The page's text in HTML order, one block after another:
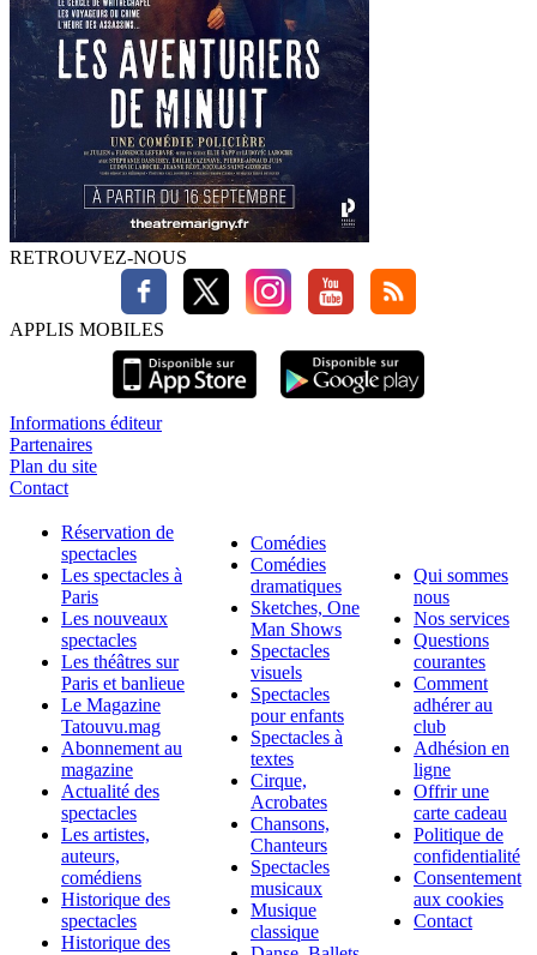
RETROUVEZ-NOUS
APPLIS MOBILES
Informations éditeur
Partenaires
Plan du site
Contact
Réservation de
spectacles
Les spectacles à
Paris
Les nouveaux
spectacles
Les théâtres sur
Paris et banlieue
Le Magazine
Tatouvu.mag
Abonnement au
magazine
Actualité des
spectacles
Les artistes,
auteurs,
comédiens
Historique des
spectacles
Historique des
Comédies
Comédies
dramatiques
Sketches, One
Man Shows
Spectacles
visuels
Spectacles
pour enfants
Spectacles à
textes
Cirque,
Acrobates
Chansons,
Chanteurs
Spectacles
musicaux
Musique
classique
Qui sommes
nous
Nos services
Questions
courantes
Comment
adhérer au
club
Adhésion en
ligne
Offrir une
carte cadeau
Politique de
confidentialité
Consentement
aux cookies
Contact